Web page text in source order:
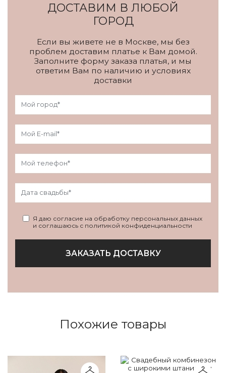
ДОСТАВИМ В ЛЮБОЙ
ГОРОД
Если вы живете не в Москве, мы без
проблем доставим платье к Вам домой.
Заполните форму заказа платья, и мы
ответим Вам по наличию и условиях
доставки
Я даю согласие на обработку персональных данных
и соглашаюсь с политикой конфиденциальности
ЗАКАЗАТЬ ДОСТАВКУ
Похожие товары